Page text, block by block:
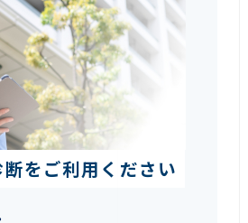
をご利用ください